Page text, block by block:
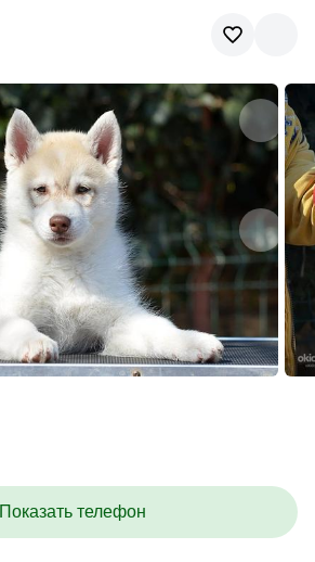
Показать телефон